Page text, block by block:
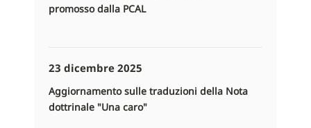
promosso dalla PCAL
23 dicembre 2025
Aggiornamento sulle traduzioni della Nota
dottrinale "Una caro"